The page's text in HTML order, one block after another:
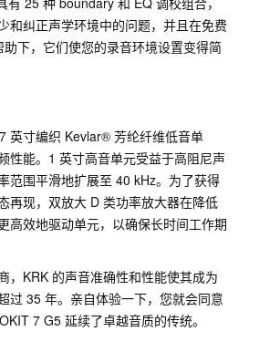
和纠正声学环境中的问题，并且在免费
下，它们使您的录音环境设置变得简
英寸编织 Kevlar® 芳纶纤维低音单
性能。1 英寸高音单元受益于高阻尼声
范围平滑地扩展至 40 kHz。为了获得
再现，双放大 D 类功率放大器在降低
高效地驱动单元，以确保长时间工作期
，KRK 的声音准确性和性能使其成为
过 35 年。亲自体验一下，您就会同意
7 G5 延续了卓越音质的传统。